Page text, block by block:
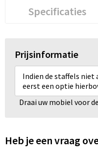
Specificaties
Prijsinformatie
Indien de staffels niet
eerst een optie
Draai uw mobiel voor
Heb je een vraag